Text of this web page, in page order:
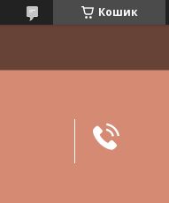
Кошик